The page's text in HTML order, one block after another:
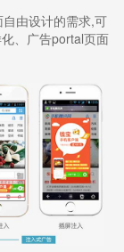
由设计的需求,可
、广告portal页面